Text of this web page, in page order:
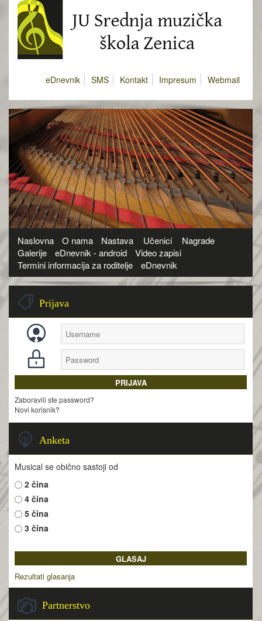
eDnevnik SMS Kontakt Impresum Webmail
Naslovna O nama Nastava Učenici
Nagrade
Galerije
eDnevnik - android
Video zapisi
Termini informacija za roditelje
eDnevnik
Prijava
Zaboravili ste password?
Novi korisnik?
Anketa
Musical se obično sastoji od
2 čina
4 čina
5 čina
3 čina
Rezultati glasanja
Partnerstvo